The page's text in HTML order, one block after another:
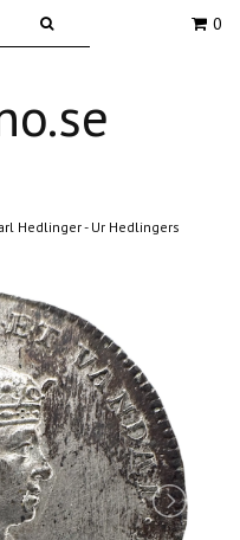
0
Hedlinger - Ur Hedlingers